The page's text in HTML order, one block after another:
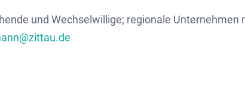
und Wechselwillige; regionale